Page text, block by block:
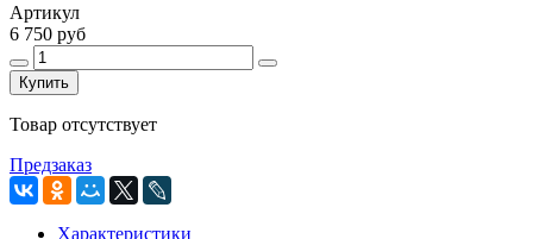
Артикул
6 750 руб
Купить
Товар отсутствует
Предзаказ
Характеристики